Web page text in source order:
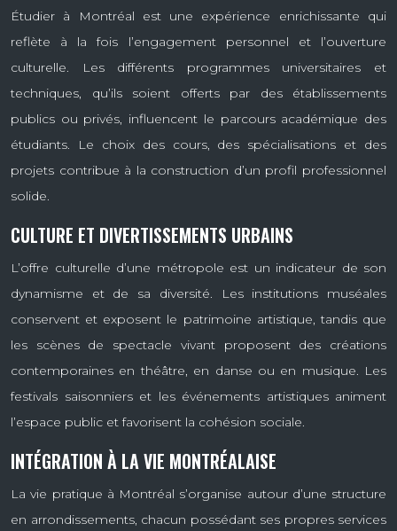
Étudier à Montréal est une expérience enrichissante qui
reflète à la fois l’engagement personnel et l’ouverture
culturelle. Les différents programmes universitaires et
techniques, qu’ils soient offerts par des établissements
publics ou privés, influencent le parcours académique des
étudiants. Le choix des cours, des spécialisations et des
projets contribue à la construction d’un profil professionnel
solide.
CULTURE ET DIVERTISSEMENTS URBAINS
L’offre culturelle d’une métropole est un indicateur de son
dynamisme et de sa diversité. Les institutions muséales
conservent et exposent le patrimoine artistique, tandis que
les scènes de spectacle vivant proposent des créations
contemporaines en théâtre, en danse ou en musique. Les
festivals saisonniers et les événements artistiques animent
l’espace public et favorisent la cohésion sociale.
INTÉGRATION À LA VIE MONTRÉALAISE
La vie pratique à Montréal s’organise autour d’une structure
en arrondissements, chacun possédant ses propres services